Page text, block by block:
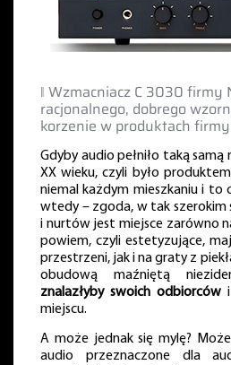
‖ Wzmacniacz C 3030 firmy
racjonalnego, dobrego
korzenie w produktach
Gdyby audio pełniło taką
XX wieku, czyli było
niemal każdym mieszkaniu i to
wtedy – zgoda, w tak
i nurtów jest miejsce zarówno
powiem, czyli estetyzujące,
przestrzeni, jak i na graty z
obudową maźniętą
znalazłyby swoich odbiorców
miejscu.
A może jednak się mylę?
audio przeznaczone dla